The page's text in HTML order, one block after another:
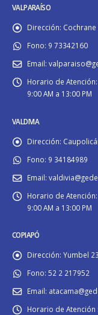
VALPARAÍSO
Dirección:
Fono: 9 73342160
Email:
Horario de Atención:
9:00 AM a 13:00 PM
VALDIVIA
Dirección:
Fono: 9 34184989
Email:
Horario de Atención:
9:00 AM a 13:00 PM
COPIAPÓ
Dirección: Yumbel
Fono: 52 2 217952
Email:
Horario de Atención :